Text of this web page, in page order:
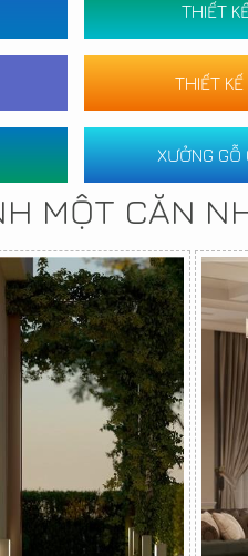
THIẾT
THIẾT
XƯỞNG GỖ
MỘT CĂN